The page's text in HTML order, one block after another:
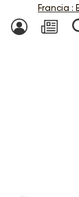
MI CUENTA
Francia :